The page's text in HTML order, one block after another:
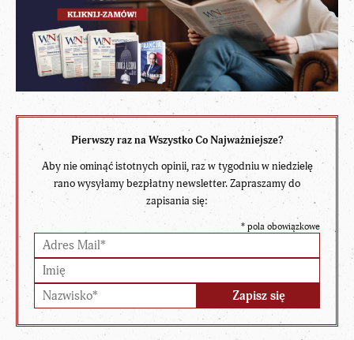
Pierwszy raz na Wszystko Co Najważniejsze?
Aby nie ominąć istotnych opinii, raz w tygodniu w niedzielę
rano wysyłamy bezpłatny newsletter. Zapraszamy do
zapisania się:
* pola obowiązkowe